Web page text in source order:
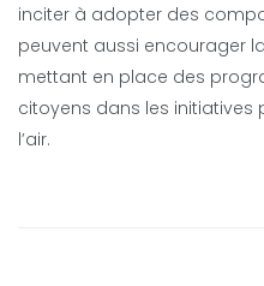
inciter à adopter des
peuvent aussi encourager
mettant en place des
citoyens dans les
l’air.